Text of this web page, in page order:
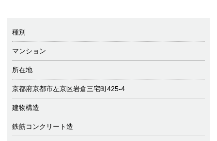
種別
マンション
所在地
京都府京都市左京区岩倉三宅町425-4
建物構造
鉄筋コンクリート造